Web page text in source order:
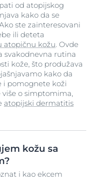
od atopijskog
kako da se
ste zainteresovani
ili deteta
atopičnu kožu. Ovde
svakodnevna rutina
kože, što produžava
kako da
i pomognete koži
o simptomima,
atopijski dermatitis
kožu sa
i kao ekcem